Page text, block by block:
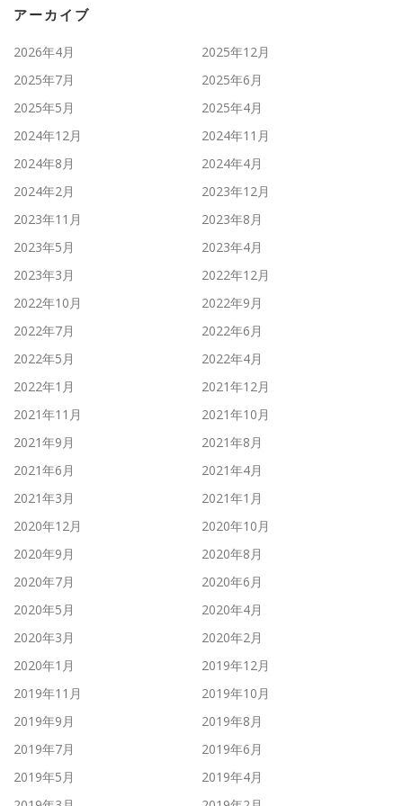
アーカイブ
2026年4月
2025年12月
2025年7月
2025年6月
2025年5月
2025年4月
2024年12月
2024年11月
2024年8月
2024年4月
2024年2月
2023年12月
2023年11月
2023年8月
2023年5月
2023年4月
2023年3月
2022年12月
2022年10月
2022年9月
2022年7月
2022年6月
2022年5月
2022年4月
2022年1月
2021年12月
2021年11月
2021年10月
2021年9月
2021年8月
2021年6月
2021年4月
2021年3月
2021年1月
2020年12月
2020年10月
2020年9月
2020年8月
2020年7月
2020年6月
2020年5月
2020年4月
2020年3月
2020年2月
2020年1月
2019年12月
2019年11月
2019年10月
2019年9月
2019年8月
2019年7月
2019年6月
2019年5月
2019年4月